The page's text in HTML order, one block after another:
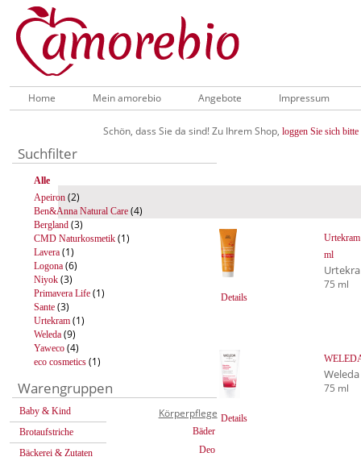
Home Mein amorebio Angebote Impressum
Schön, dass Sie da sind! Zu Ihrem Shop, loggen Sie sich bitte
Suchfilter
Alle
Apeiron (2)
Ben&Anna Natural Care (4)
Bergland (3)
CMD Naturkosmetik (1)
Lavera (1)
Logona (6)
Niyok (3)
Primavera Life (1)
Sante (3)
Urtekram (1)
Weleda (9)
Yaweco (4)
eco cosmetics (1)
Warengruppen
Baby & Kind
Brotaufstriche
Bäckerei & Zutaten
Körperpflege
Bäder
Deo
Details
ml
75 ml
Details
Weleda
75 ml